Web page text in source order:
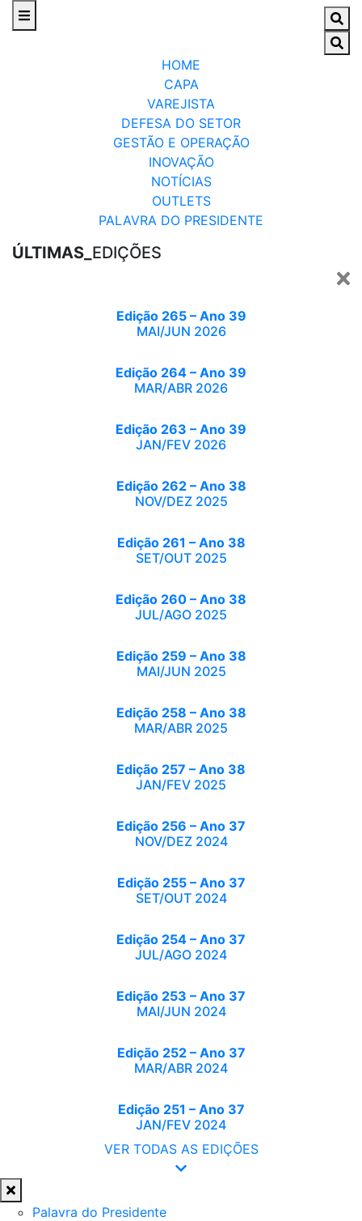
HOME
CAPA
VAREJISTA
DEFESA DO SETOR
GESTÃO E OPERAÇÃO
INOVAÇÃO
NOTÍCIAS
OUTLETS
PALAVRA DO PRESIDENTE
ÚLTIMAS_ EDIÇÕES
Edição 265 – Ano 39
MAI/JUN 2026
Edição 264 – Ano 39
MAR/ABR 2026
Edição 263 – Ano 39
JAN/FEV 2026
Edição 262 – Ano 38
NOV/DEZ 2025
Edição 261 – Ano 38
SET/OUT 2025
Edição 260 – Ano 38
JUL/AGO 2025
Edição 259 – Ano 38
MAI/JUN 2025
Edição 258 – Ano 38
MAR/ABR 2025
Edição 257 – Ano 38
JAN/FEV 2025
Edição 256 – Ano 37
NOV/DEZ 2024
Edição 255 – Ano 37
SET/OUT 2024
Edição 254 – Ano 37
JUL/AGO 2024
Edição 253 – Ano 37
MAI/JUN 2024
Edição 252 – Ano 37
MAR/ABR 2024
Edição 251 – Ano 37
JAN/FEV 2024
VER TODAS AS EDIÇÕES
Palavra do Presidente